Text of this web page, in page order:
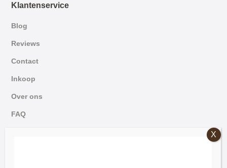
Klantenservice
Blog
Reviews
Contact
Inkoop
Over ons
FAQ